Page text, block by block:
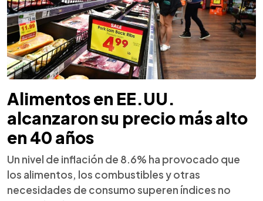
Alimentos en EE.UU.
alcanzaron su precio más alto
en 40 años
Un nivel de inflación de 8.6% ha provocado que
los alimentos, los combustibles y otras
necesidades de consumo superen índices no